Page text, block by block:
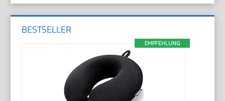
BESTSELLER
EMPFEHLUNG